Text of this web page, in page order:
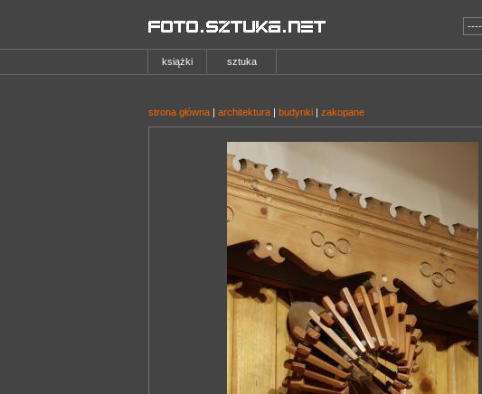
książki sztuka
strona główna| architektura| budynki| zakopane